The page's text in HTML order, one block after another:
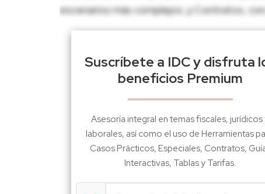
escenarios más complejos; y Contratos,
Suscríbete a IDC y disfruta
beneficios Premium
Asesoría integral en temas fiscales, jurídicos
laborales, así como el uso de Herramientas
Casos Prácticos, Especiales, Contratos,
Interactivas, Tablas y Tarifas.